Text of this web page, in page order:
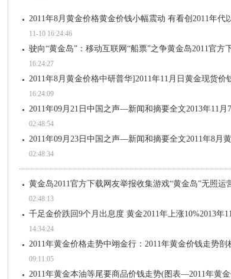
2011年8月黄金价格黄金价钱小幅震动 有看创2011年代
11-10 16:24:46
驶向“黄金岛”：移动互联网“船票”之争黄金岛2011官方
16:24:27
2011年8月黄金价格中研普华]2011年11月日黄金现货价
16:24:09
2011年09月21日中国之声—新闻和摘要全文2013年11月
02:48:54
2011年09月23日中国之声—新闻和摘要全文2011年8月
02:48:34
黄金岛2011官方下载网友举报收集游戏“黄金岛”无照运
02:48:13
千足金价跌回9个月出息度 黄金2011年上涨10%2013年
14:34:24
2011年黄金价格走势中翊金行：2011年黄金价钱走势剖
09:11:05
2011年黄金本油等尾要商品价钱走势(图表—2011年黄